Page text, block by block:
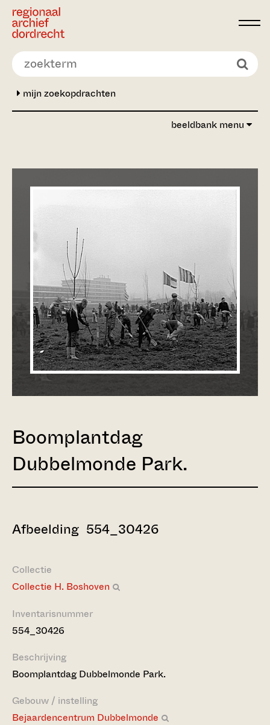
Ga direct naar de inhoud
mijn zoekopdrachten
beeldbank menu
Boomplantdag
Dubbelmonde Park.
Afbeelding 554_30426
Collectie
Collectie H. Boshoven
Inventarisnummer
554_30426
Beschrijving
Boomplantdag Dubbelmonde Park.
Gebouw / instelling
Bejaardencentrum Dubbelmonde